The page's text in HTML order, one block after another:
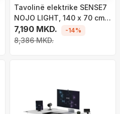
Tavolinë elektrike SENSE7
NOJO LIGHT, 140 x 70 cm,
kafe e hapur
7,190 MKD.
8,386 MKD.
-14%